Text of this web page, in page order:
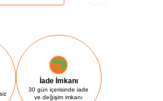
İade İmkanı
30 gün içerisinde iade
ve değişim imkanı